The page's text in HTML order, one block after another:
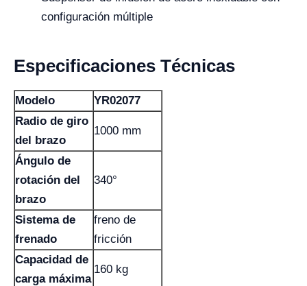
configuración múltiple
Especificaciones Técnicas
Modelo
YR02077
Radio de giro
del brazo
1000 mm
Ángulo de
rotación del
brazo
340°
Sistema de
frenado
freno de
fricción
Capacidad de
carga máxima
160 kg